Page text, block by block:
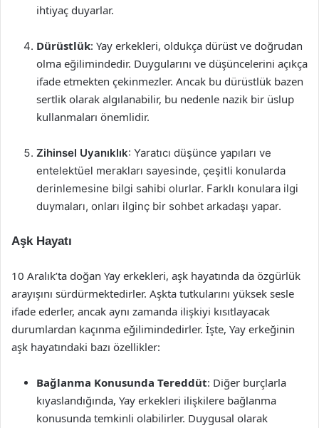
ihtiyaç duyarlar.
Dürüstlük: Yay erkekleri, oldukça dürüst ve doğrudan
olma eğilimindedir. Duygularını ve düşüncelerini açıkça
ifade etmekten çekinmezler. Ancak bu dürüstlük bazen
sertlik olarak algılanabilir, bu nedenle nazik bir üslup
kullanmaları önemlidir.
Zihinsel Uyanıklık: Yaratıcı düşünce yapıları ve
entelektüel merakları sayesinde, çeşitli konularda
derinlemesine bilgi sahibi olurlar. Farklı konulara ilgi
duymaları, onları ilginç bir sohbet arkadaşı yapar.
Aşk Hayatı
10 Aralık’ta doğan Yay erkekleri, aşk hayatında da özgürlük
arayışını sürdürmektedirler. Aşkta tutkularını yüksek sesle
ifade ederler, ancak aynı zamanda ilişkiyi kısıtlayacak
durumlardan kaçınma eğilimindedirler. İşte, Yay erkeğinin
aşk hayatındaki bazı özellikler:
Bağlanma Konusunda Tereddüt: Diğer burçlarla
kıyaslandığında, Yay erkekleri ilişkilere bağlanma
konusunda temkinli olabilirler. Duygusal olarak